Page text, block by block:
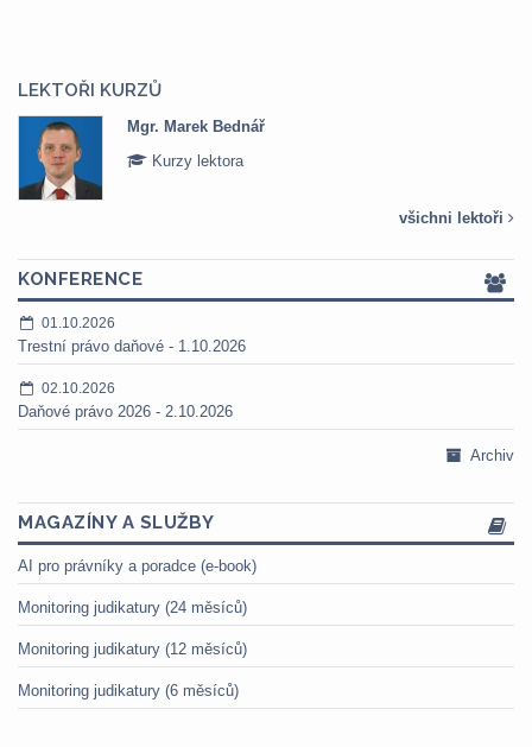
LEKTOŘI KURZŮ
Mgr. Marek Bednář
Kurzy lektora
všichni lektoři
KONFERENCE
01.10.2026
Trestní právo daňové - 1.10.2026
02.10.2026
Daňové právo 2026 - 2.10.2026
Archiv
MAGAZÍNY A SLUŽBY
AI pro právníky a poradce (e-book)
Monitoring judikatury (24 měsíců)
Monitoring judikatury (12 měsíců)
Monitoring judikatury (6 měsíců)